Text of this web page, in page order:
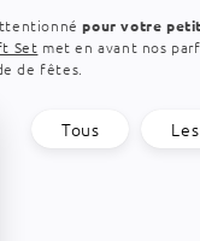
pour votre
Set met en avant nos
de fêtes.
Tous